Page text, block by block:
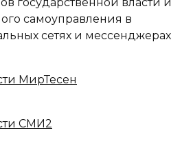
самоуправления в
сетях и мессенджерах
МирТесен
СМИ2